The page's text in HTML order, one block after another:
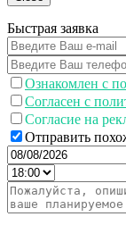
Быстрая заявка
Ознакомлен с
Согласен с
Согласие на
Отправить